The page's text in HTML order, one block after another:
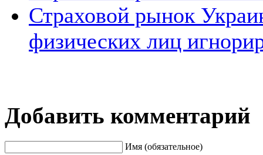
Страховой рынок
физических лиц
Добавить комментарий
Имя (обязательное)